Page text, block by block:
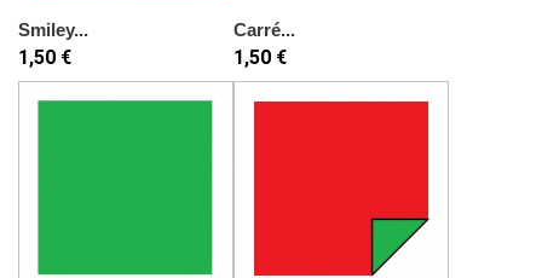
Smiley...
1,50 €
Carré...
1,50 €